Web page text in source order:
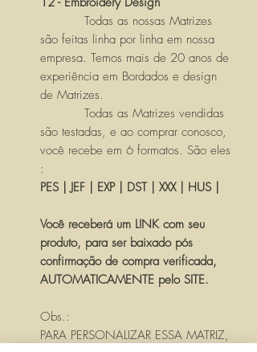
Todas as nossas Matrizes
são feitas linha por linha em nossa
empresa. Temos mais de 20 anos de
experiência em Bordados e design
de Matrizes.
Todas as Matrizes vendidas
são testadas, e ao comprar conosco,
você recebe em 6 formatos. São eles
:
PES | JEF | EXP | DST | XXX | HUS |
Você receberá um LINK com seu
produto, para ser baixado pós
confirmação de compra verificada,
AUTOMATICAMENTE pelo SITE.
Obs.:
PARA PERSONALIZAR ESSA MATRIZ,